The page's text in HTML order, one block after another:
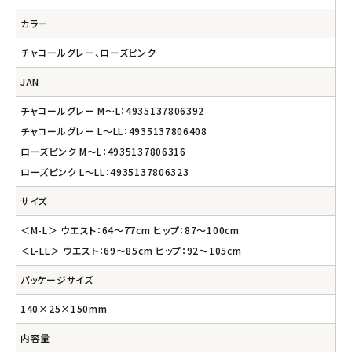
カラー
チャコールグレー、ローズピンク
JAN
チャコールグレー M～L：4935137806392
チャコールグレー L～LL：4935137806408
ローズピンク M～L：4935137806316
ローズピンク L～LL：4935137806323
サイズ
＜M-L＞ ウエスト：64～77cm ヒップ：87～100cm
＜L-LL＞ ウエスト：69～85cm ヒップ：92～105cm
パッケージサイズ
140×25×150mm
内容量